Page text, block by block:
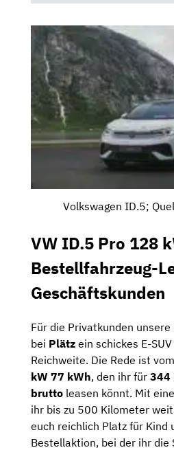
Volkswagen ID.5;
VW ID.5 Pro 128
Bestellfahrzeug-
Geschäftskunden
Für die Privatkunden
bei Plätz ein schickes E-
Reichweite. Die Rede ist vom
kW 77 kWh, den ihr für 344
brutto leasen könnt. Mit
ihr bis zu 500 Kilometer
euch reichlich Platz für Kind
Bestellaktion, bei der ihr die